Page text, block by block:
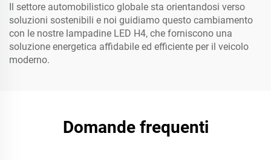
Il settore automobilistico globale sta orientandosi verso
soluzioni sostenibili e noi guidiamo questo cambiamento
con le nostre lampadine LED H4, che forniscono una
soluzione energetica affidabile ed efficiente per il veicolo
moderno.
Domande frequenti